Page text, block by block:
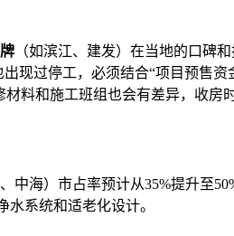
（如滨江、建发）在当地的口碑
现过停工，必须结合“项目预售资
材料和施工班组也会有差异，收房
海）市占率预计从35%提升至
系统和适老化设计。